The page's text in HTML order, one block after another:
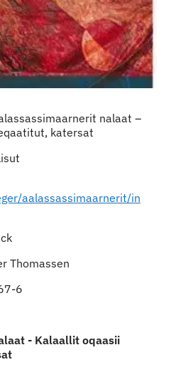
nalaat –
katersat
aalassassimaarnerit/in
Thomassen
6
- Kalaallit oqaasii